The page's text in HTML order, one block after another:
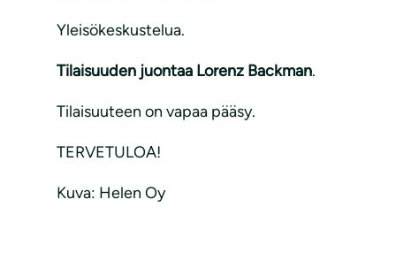
Yleisökeskustelua.
Tilaisuuden juontaa Lorenz Backman.
Tilaisuuteen on vapaa pääsy.
TERVETULOA!
Kuva: Helen Oy